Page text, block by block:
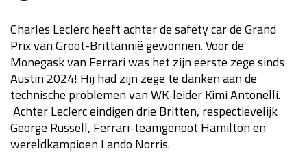
Kwalificatie
za 23:00 - 00:00
Race
zo 21:00 - 23:00
GP MEXICO 2026 30 okt - 01 nov
Kwalificatie
za 19:00 - 20:00
Race
zo 18:00 - 20:00
Charles Leclerc heeft achter de safety car de Grand
Prix van Groot-Brittannië gewonnen. Voor de
Monegask van Ferrari was het zijn eerste zege sinds
Austin 2024! Hij had zijn zege te danken aan de
technische problemen van WK-leider Kimi Antonelli.
Achter Leclerc eindigen drie Britten, respectievelijk
George Russell, Ferrari-teamgenoot Hamilton en
wereldkampioen Lando Norris.